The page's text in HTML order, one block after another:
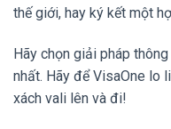
thế giới, hay ký kết một
Hãy chọn giải pháp
nhất. Hãy để VisaOne lo
xách vali lên và đi!